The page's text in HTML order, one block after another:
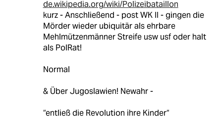
de.wikipedia.org/wiki/Polizeibataillon
kurz - Anschließend - post WK II - gingen die
Mörder wieder ubiquitär als ehrbare
Mehlmützenmänner Streife usw usf oder halt
als PolRat!
Normal
& Über Jugoslawien! Newahr -
“entließ die Revolution ihre Kinder“